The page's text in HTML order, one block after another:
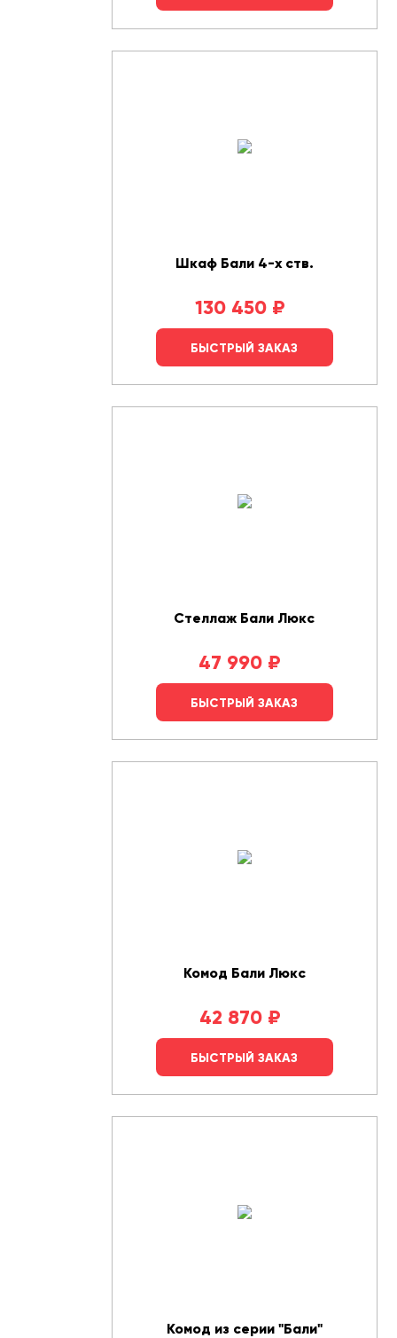
Шкаф Бали 4-х ств.
130 450 ₽
БЫСТРЫЙ ЗАКАЗ
Стеллаж Бали Люкс
47 990 ₽
БЫСТРЫЙ ЗАКАЗ
Комод Бали Люкс
42 870 ₽
БЫСТРЫЙ ЗАКАЗ
Комод из серии "Бали"